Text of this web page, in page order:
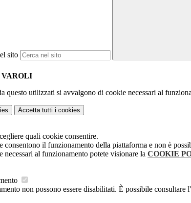
sito
VAROLI
questo utilizzati si avvalgono di cookie necessari al
Accetta tutti i cookies
quali cookie consentire.
consentono il funzionamento della piattaforma e non è
necessari al funzionamento potete visionare la COOKIE
non possono essere disabilitati. È possibile